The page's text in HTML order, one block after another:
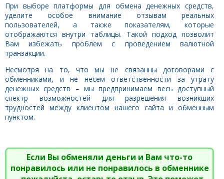
При выборе платформы для обмена денежных средств,
уделите особое внимание отзывам реальных
пользователей, а также показателям, которые
отображаются внутри таблицы. Такой подход позволит
Вам избежать проблем с проведением валютной
транзакции.
Несмотря на то, что мы не связанны договорами с
обменниками, и не несём ответственности за утрату
денежных средств – мы предпринимаем весь доступный
спектр возможностей для разрешения возникших
трудностей между клиентом нашего сайта и обменным
пунктом.
Если Вы обменяли деньги и Вам что-то
понравилось или не понравилось в обменнике